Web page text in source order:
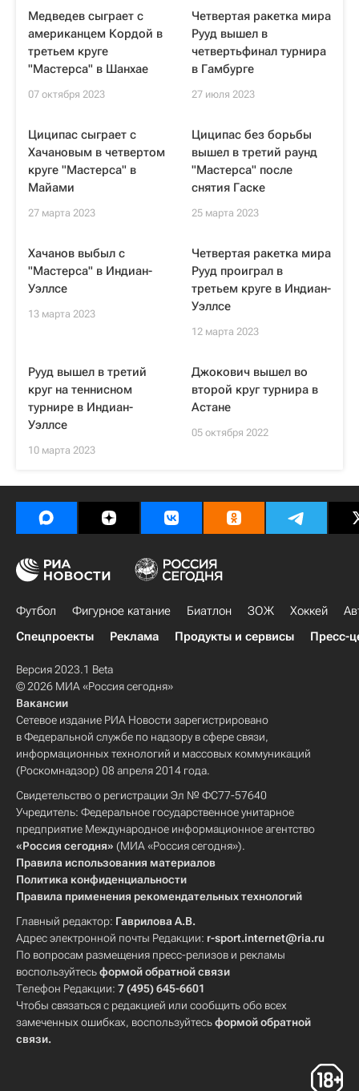
Медведев сыграет с
американцем Кордой в
третьем круге
"Мастерса" в Шанхае
07 октября 2023
Четвертая ракетка мира
Рууд вышел в
четвертьфинал турнира
в Гамбурге
27 июля 2023
Циципас сыграет с
Хачановым в четвертом
круге "Мастерса" в
Майами
27 марта 2023
Циципас без борьбы
вышел в третий раунд
"Мастерса" после
снятия Гаске
25 марта 2023
Хачанов выбыл с
"Мастерса" в Индиан-
Уэллсе
13 марта 2023
Четвертая ракетка мира
Рууд проиграл в
третьем круге в Индиан-
Уэллсе
12 марта 2023
Рууд вышел в третий
круг на теннисном
турнире в Индиан-
Уэллсе
10 марта 2023
Джокович вышел во
второй круг турнира в
Астане
05 октября 2022
Футбол Фигурное катание Биатлон ЗОЖ Хоккей
Спецпроекты
Реклама Продукты и сервисы Пресс-
Версия 2023.1 Beta
© 2026 МИА «Россия сегодня»
Вакансии
Сетевое издание РИА Новости зарегистрировано
в Федеральной службе по надзору в сфере связи,
информационных технологий и массовых коммуникаций
(Роскомнадзор) 08 апреля 2014 года.
Свидетельство о регистрации Эл № ФС77-57640
Учредитель: Федеральное государственное унитарное
предприятие Международное информационное агентство
«Россия сегодня» (МИА «Россия сегодня»).
Правила использования материалов
Политика конфиденциальности
Правила применения рекомендательных технологий
Главный редактор: Гаврилова А.В.
Адрес электронной почты Редакции: r-sport.internet@ria.ru
По вопросам размещения пресс-релизов и рекламы
воспользуйтесьформой обратной связи
Телефон Редакции: 7 (495) 645-6601
Чтобы связаться с редакцией или сообщить обо всех
замеченных ошибках, воспользуйтесьформой обратной
связи.